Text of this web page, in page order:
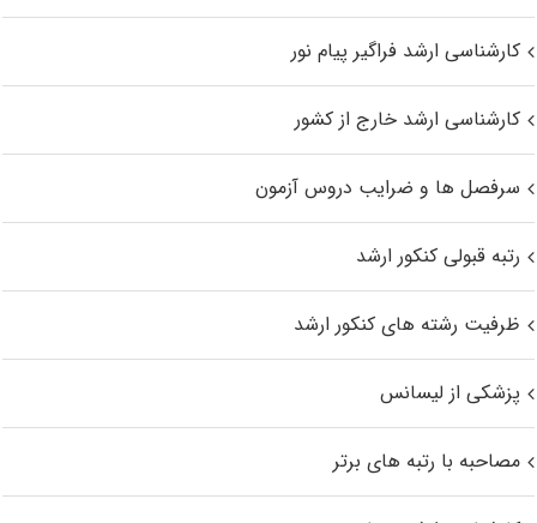
کارشناسی ارشد فراگیر پیام نور
کارشناسی ارشد خارج از کشور
سرفصل ها و ضرایب دروس آزمون
رتبه قبولی کنکور ارشد
ظرفیت رشته های کنکور ارشد
پزشکی از لیسانس
مصاحبه با رتبه های برتر